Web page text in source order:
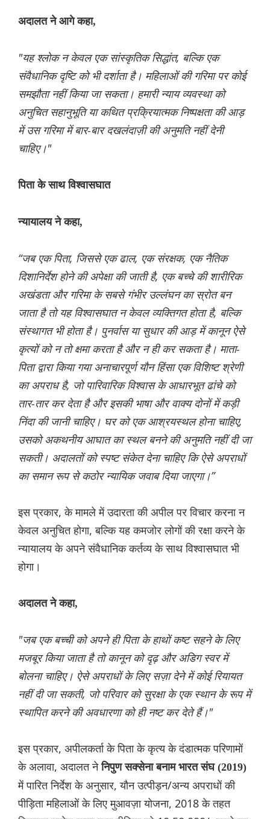
अदालत ने आगे कहा,
"यह श्लोक न केवल एक सांस्कृतिक सिद्धांत, बल्कि एक
संवैधानिक दृष्टि को भी दर्शाता है। महिलाओं की गरिमा पर कोई
समझौता नहीं किया जा सकता। हमारी न्याय व्यवस्था को
अनुचित सहानुभूति या कथित प्रक्रियात्मक निष्पक्षता की आड़
में उस गरिमा में बार-बार दखलंदाज़ी की अनुमति नहीं देनी
चाहिए।"
पिता के साथ विश्वासघात
न्यायालय ने कहा,
“जब एक पिता, जिससे एक ढाल, एक संरक्षक, एक नैतिक
दिशानिर्देश होने की अपेक्षा की जाती है, एक बच्चे की शारीरिक
अखंडता और गरिमा के सबसे गंभीर उल्लंघन का स्रोत बन
जाता है तो यह विश्वासघात न केवल व्यक्तिगत होता है, बल्कि
संस्थागत भी होता है। पुनर्वास या सुधार की आड़ में कानून ऐसे
कृत्यों को न तो क्षमा करता है और न ही कर सकता है। माता-
पिता द्वारा किया गया अनाचारपूर्ण यौन हिंसा एक विशिष्ट श्रेणी
का अपराध है, जो पारिवारिक विश्वास के आधारभूत ढांचे को
तार-तार कर देता है और इसकी भाषा और वाक्य दोनों में कड़ी
निंदा की जानी चाहिए। घर को एक आश्रयस्थल होना चाहिए,
उसको अकथनीय आघात का स्थल बनने की अनुमति नहीं दी जा
सकती। अदालतों को स्पष्ट संकेत देना चाहिए कि ऐसे अपराधों
का समान रूप से कठोर न्यायिक जवाब दिया जाएगा।”
इस प्रकार, के मामले में उदारता की अपील पर विचार करना न
केवल अनुचित होगा, बल्कि यह कमजोर लोगों की रक्षा करने के
न्यायालय के अपने संवैधानिक कर्तव्य के साथ विश्वासघात भी
होगा।
अदालत ने कहा,
"जब एक बच्ची को अपने ही पिता के हाथों कष्ट सहने के लिए
मजबूर किया जाता है तो कानून को दृढ़ और अडिग स्वर में
बोलना चाहिए। ऐसे अपराधों के लिए सज़ा देने में कोई रियायत
नहीं दी जा सकती, जो परिवार को सुरक्षा के एक स्थान के रूप में
स्थापित करने की अवधारणा को ही नष्ट कर देते हैं।"
इस प्रकार, अपीलकर्ता के पिता के कृत्य के दंडात्मक परिणामों
के अलावा, अदालत नेनिपुण सक्सेना बनाम भारत संघ (2019)
में पारित निर्देश के अनुसार, यौन उत्पीड़न/अन्य अपराधों की
पीड़िता महिलाओं के लिए मुआवज़ा योजना, 2018 के तहत